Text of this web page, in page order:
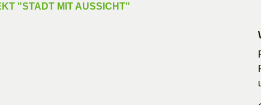
"STADT MIT AUSSICHT"